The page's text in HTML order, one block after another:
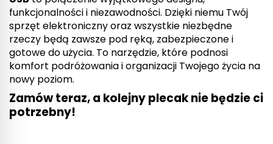
funkcjonalności i niezawodności. Dzięki niemu Twój
sprzęt elektroniczny oraz wszystkie niezbędne
rzeczy będą zawsze pod ręką, zabezpieczone i
gotowe do użycia. To narzędzie, które podnosi
komfort podróżowania i organizacji Twojego życia na
nowy poziom.
Zamów teraz, a kolejny plecak nie będzie ci
potrzebny!